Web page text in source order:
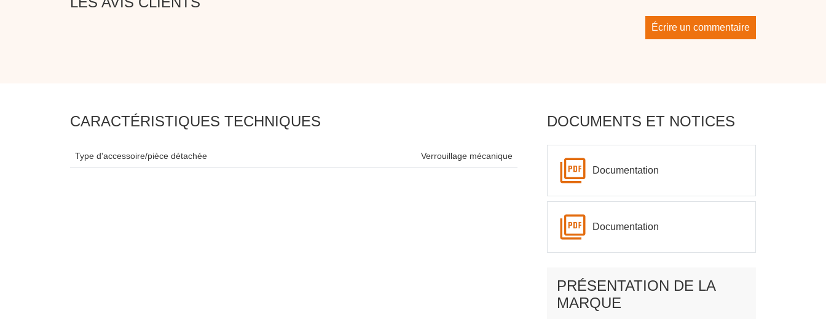
Écrire un commentaire
CARACTÉRISTIQUES TECHNIQUES
Type d'accessoire/pièce détachée Verrouillage mécanique
DOCUMENTS ET NOTICES
Documentation
Documentation
PRÉSENTATION DE LA
MARQUE